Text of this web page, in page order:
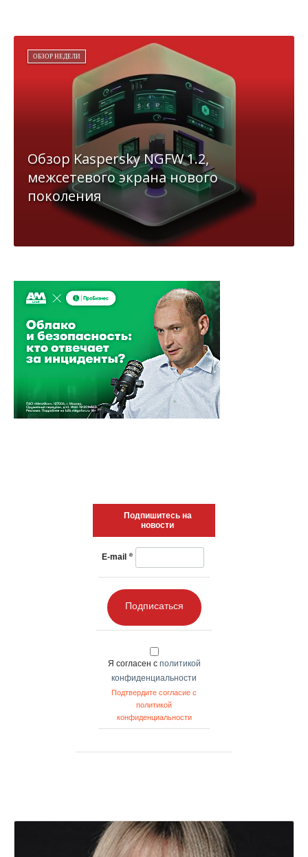
ОБЗОР НЕДЕЛИ
Обзор Kaspersky NGFW 1.2,
межсетевого экрана нового
поколения
Подпишитесь на
новости
E-mail *
Подписаться
Я согласен с политикой
конфиденциальности
Подтвердите согласие с
политикой
конфиденциальности